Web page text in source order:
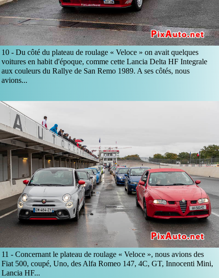
10 -Du côté du plateau de roulage « Veloce » on avait quelques
voitures en habit d'époque, comme cette Lancia Delta HF Integrale
aux couleurs du Rallye de San Remo 1989. A ses côtés, nous
avions...
11 -Concernant le plateau de roulage « Veloce », nous avions des
Fiat 500, coupé, Uno, des Alfa Romeo 147, 4C, GT, Innocenti Mini,
Lancia HF...